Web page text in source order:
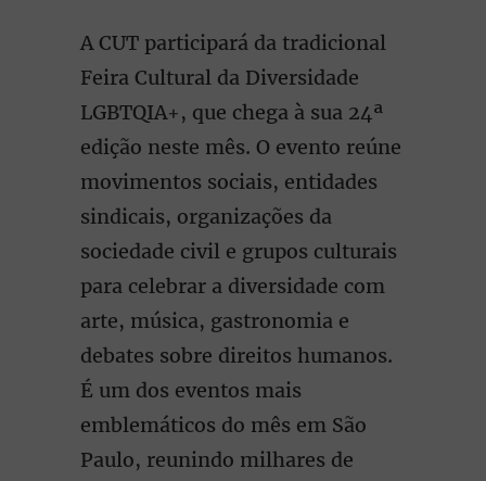
A CUT participará da tradicional
Feira Cultural da Diversidade
LGBTQIA+, que chega à sua 24ª
edição neste mês. O evento reúne
movimentos sociais, entidades
sindicais, organizações da
sociedade civil e grupos culturais
para celebrar a diversidade com
arte, música, gastronomia e
debates sobre direitos humanos.
É um dos eventos mais
emblemáticos do mês em São
Paulo, reunindo milhares de